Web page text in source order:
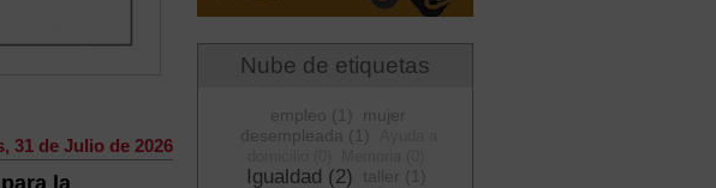
31 de Julio de 2026
Nube de etiquetas
empleo (1)
mujer
desempleada (1)
Igualdad (2) taller (1)